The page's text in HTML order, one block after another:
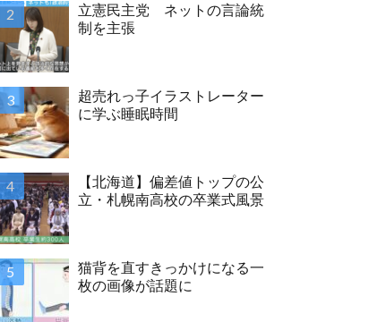
立憲民主党 ネットの言論統
制を主張
超売れっ子イラストレーター
に学ぶ睡眠時間
【北海道】偏差値トップの公
立・札幌南高校の卒業式風景
猫背を直すきっかけになる一
枚の画像が話題に